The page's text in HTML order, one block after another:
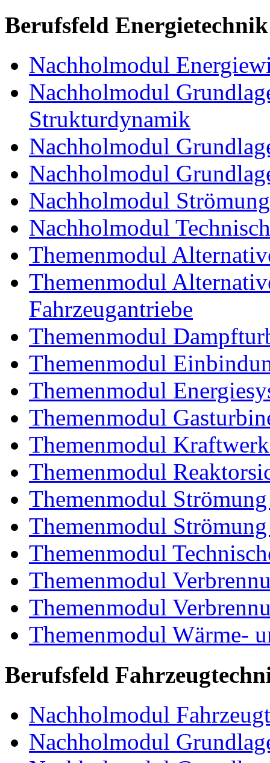
Berufsfeld Energietechnik
Nachholmodul
Nachholmodul
Strukturdynamik
Nachholmodul
Nachholmodul
Nachholmodul
Nachholmodul
Themenmodul
Themenmodul
Fahrzeugantriebe
Themenmodul
Themenmodul
Themenmodul
Themenmodul
Themenmodul
Themenmodul
Themenmodul
Themenmodul
Themenmodul
Themenmodul
Themenmodul
Themenmodul Wärme-
Berufsfeld
Nachholmodul
Nachholmodul